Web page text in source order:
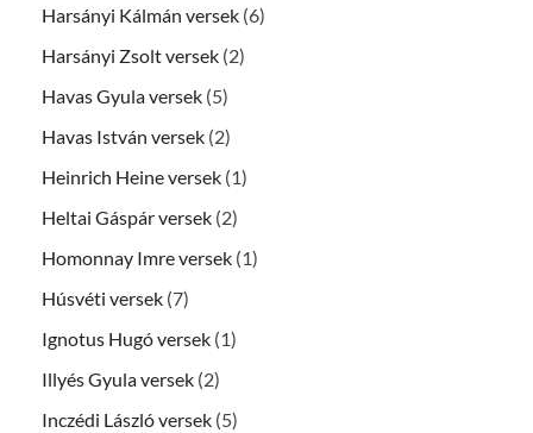
Harsányi Kálmán versek (6)
Harsányi Zsolt versek (2)
Havas Gyula versek (5)
Havas István versek (2)
Heinrich Heine versek (1)
Heltai Gáspár versek (2)
Homonnay Imre versek (1)
Húsvéti versek (7)
Ignotus Hugó versek (1)
Illyés Gyula versek (2)
Inczédi László versek (5)